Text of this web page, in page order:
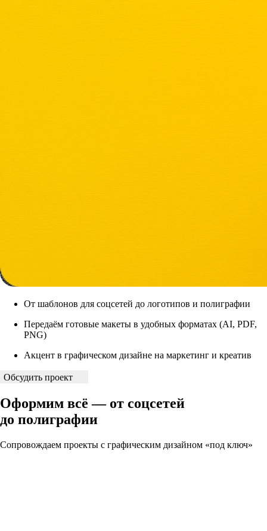
От шаблонов для соцсетей до логотипов и полиграфии
Передаём готовые макеты в удобных форматах (AI, PDF,
PNG)
Акцент в графическом дизайне на маркетинг и креатив
Обсудить проект
Оформим всё — от соцсетей
до полиграфии
Сопровождаем проекты с графическим дизайном «под ключ»